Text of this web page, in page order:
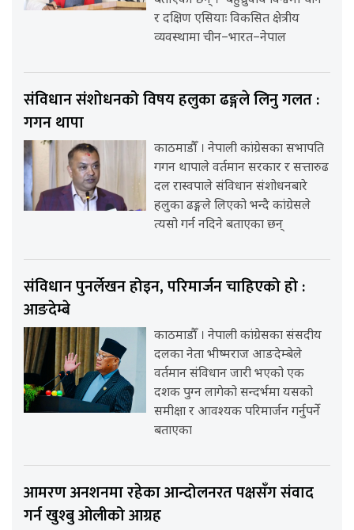
र दक्षिण एसियाः विकसित क्षेत्रीय
व्यवस्थामा चीन–भारत–नेपाल
संविधान संशोधनको विषय हलुका ढङ्गले लिनु गलत :
गगन थापा
काठमाडौँ । नेपाली कांग्रेसका सभापति
गगन थापाले वर्तमान सरकार र सत्तारुढ
दल रास्वपाले संविधान संशोधनबारे
हलुका ढङ्गले लिएको भन्दै कांग्रेसले
त्यसो गर्न नदिने बताएका छन्
संविधान पुनर्लेखन होइन, परिमार्जन चाहिएको हो :
आङदेम्बे
काठमाडौँ । नेपाली कांग्रेसका संसदीय
दलका नेता भीष्मराज आङदेम्बेले
वर्तमान संविधान जारी भएको एक
दशक पुग्न लागेको सन्दर्भमा यसको
समीक्षा र आवश्यक परिमार्जन गर्नुपर्ने
बताएका
आमरण अनशनमा रहेका आन्दोलनरत पक्षसँग संवाद
गर्न खुश्बु ओलीको आग्रह